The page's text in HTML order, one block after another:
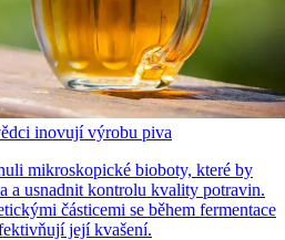
inovují výrobu piva
mikroskopické bioboty, které by
a usnadnit kontrolu kvality potravin.
částicemi se během fermentace
její kvašení.